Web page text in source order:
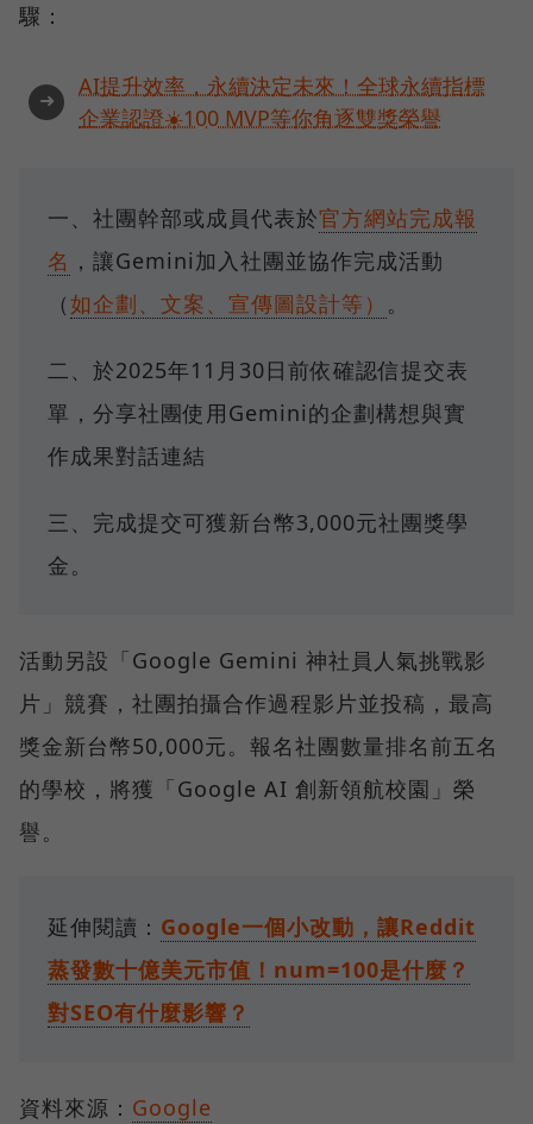
驟：
➜
AI提升效率，永續決定未來！全球永續指標
企業認證☀️100 MVP等你角逐雙獎榮譽
一、社團幹部或成員代表於官方網站完成報
名 ，讓Gemini加入社團並協作完成活動
（如企劃、文案、宣傳圖設計等） 。
二、於2025年11月30日前依確認信提交表
單，分享社團使用Gemini的企劃構想與實
作成果對話連結
三、完成提交可獲新台幣3,000元社團獎學
金。
活動另設「Google Gemini 神社員人氣挑戰影
片」競賽，社團拍攝合作過程影片並投稿，最高
獎金新台幣50,000元。報名社團數量排名前五名
的學校，將獲「Google AI 創新領航校園」榮
譽。
延伸閱讀： Google一個小改動，讓Reddit
蒸發數十億美元市值！num=100是什麼？
對SEO有什麼影響？
資料來源： Google